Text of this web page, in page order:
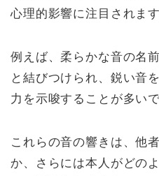
心理的影響に注目されます
例えば、柔らかな音の名
と結びつけられ、鋭い音
力を示唆することが多いで
これらの音の響きは、他
か、さらには本人がどの